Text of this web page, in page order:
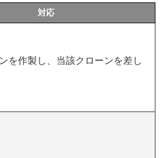
ムDNA
養細胞
プレス発表 – 遺伝子材料の
対応
を作製し、当該クローンを差し